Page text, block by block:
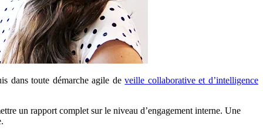
dans toute démarche agile deveille collaborative et d’intelligence
un rapport complet sur le niveau d’engagement interne. Une